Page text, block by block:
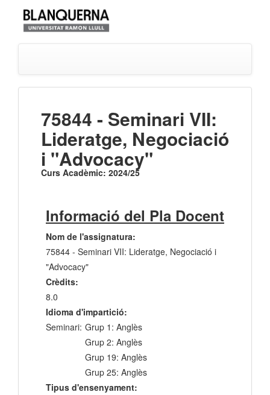
75844 - Seminari VII:
Lideratge, Negociació
i "Advocacy"
Curs Acadèmic: 2024/25
Informació del Pla Docent
Nom de l'assignatura:
75844 - Seminari VII: Lideratge, Negociació i
"Advocacy"
Crèdits:
8.0
Idioma d'impartició:
Seminari: Grup 1: Anglès
Grup 2: Anglès
Grup 19: Anglès
Grup 25: Anglès
Tipus d'ensenyament: